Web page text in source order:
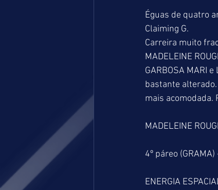
Éguas de quatro
Claiming G.
Carreira muito
MADELEINE
GARBOSA MARI
bastante alterado.
mais acomodada.
MADELEINE
4º páreo
ENERGIA